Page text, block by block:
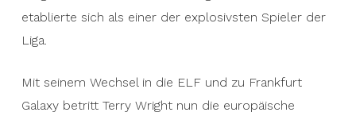
etablierte sich als einer der explosivsten Spieler der
Liga.
Mit seinem Wechsel in die ELF und zu Frankfurt
Galaxy betritt Terry Wright nun die europäische